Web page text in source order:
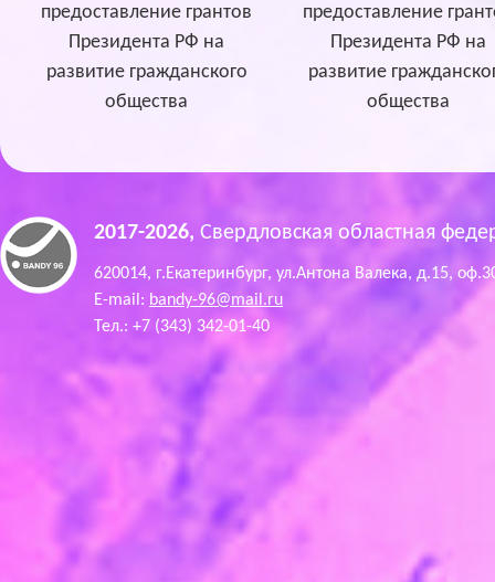
предоставление грантов
Президента РФ на
развитие гражданского
общества
предоставление
Президента РФ на
развитие
общества
2017-2026, Свердловская областная
620014, г.Екатеринбург, ул.Антона Валека, д.15,
E-mail: bandy-96@mail.ru
Тел.: +7 (343) 342-01-40